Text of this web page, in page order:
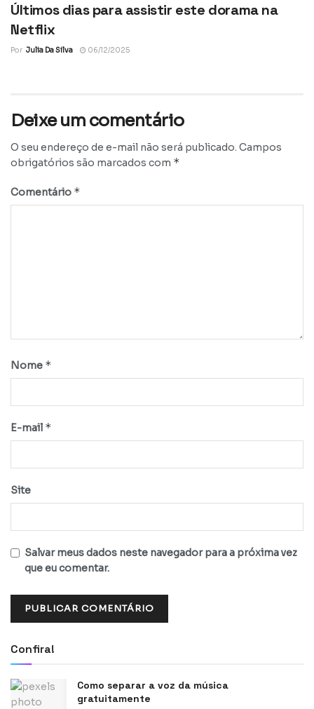
Últimos dias para assistir este dorama na
Netflix
Por Julia Da Silva 06/12/2025
Deixe um comentário
O seu endereço de e-mail não será publicado. Campos
obrigatórios são marcados com *
Comentário *
Nome *
E-mail *
Site
Salvar meus dados neste navegador para a próxima vez
que eu comentar.
Confira!
Como separar a voz da música
gratuitamente